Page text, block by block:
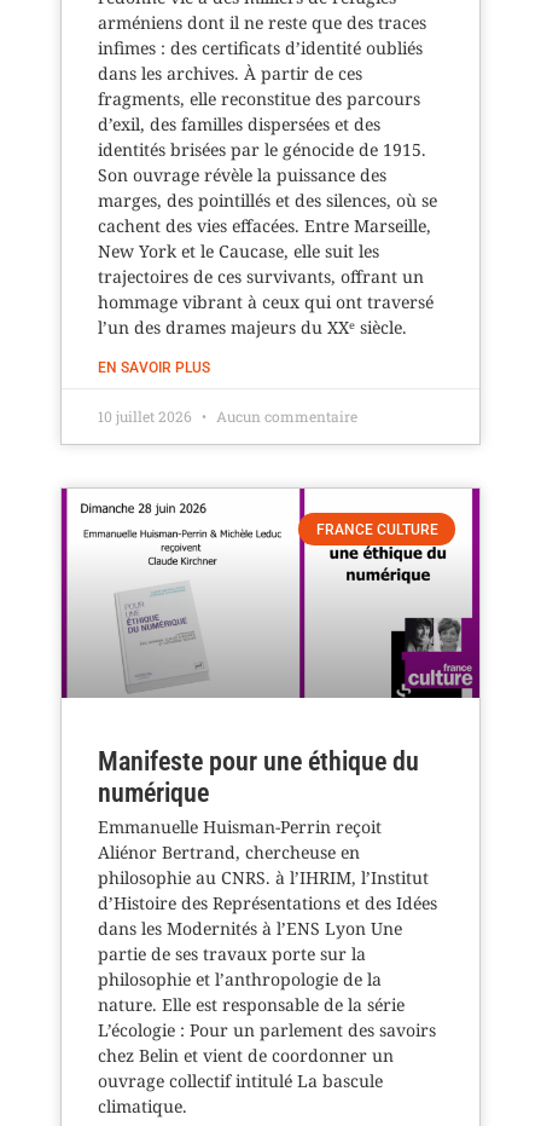
arméniens dont il ne reste que des traces
infimes : des certificats d’identité oubliés
dans les archives. À partir de ces
fragments, elle reconstitue des parcours
d’exil, des familles dispersées et des
identités brisées par le génocide de 1915.
Son ouvrage révèle la puissance des
marges, des pointillés et des silences, où se
cachent des vies effacées. Entre Marseille,
New York et le Caucase, elle suit les
trajectoires de ces survivants, offrant un
hommage vibrant à ceux qui ont traversé
l’un des drames majeurs du XXᵉ siècle.
EN SAVOIR PLUS
10 juillet 2026 Aucun commentaire
FRANCE CULTURE
Manifeste pour une éthique du
numérique
Emmanuelle Huisman-Perrin reçoit
Aliénor Bertrand, chercheuse en
philosophie au CNRS. à l’IHRIM, l’Institut
d’Histoire des Représentations et des Idées
dans les Modernités à l’ENS Lyon Une
partie de ses travaux porte sur la
philosophie et l’anthropologie de la
nature. Elle est responsable de la série
L’écologie : Pour un parlement des savoirs
chez Belin et vient de coordonner un
ouvrage collectif intitulé La bascule
climatique.